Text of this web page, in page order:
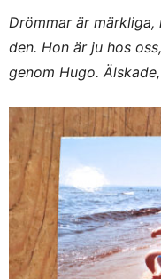
Drömmar är
den. Hon är ju hos
genom Hugo.